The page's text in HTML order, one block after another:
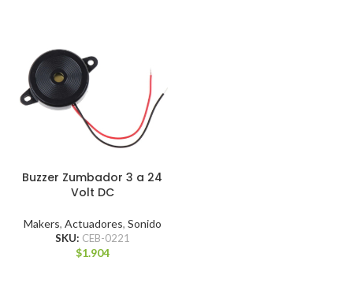
Buzzer Zumbador 3 a 24
Volt DC
Makers, Actuadores, Sonido
SKU: CEB-0221
$1.904